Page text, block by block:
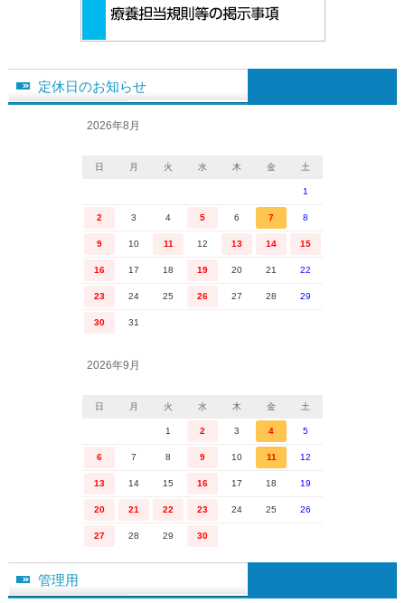
定休日のお知らせ
2026年8月
日 月 火 水 木 金 土
1
2 3 4 5 6 7 8
9 10 11 12 13 14 15
16 17 18 19 20 21 22
23 24 25 26 27 28 29
30 31
2026年9月
日 月 火 水 木 金 土
1 2 3 4 5
6 7 8 9 10 11 12
13 14 15 16 17 18 19
20 21 22 23 24 25 26
27 28 29 30
管理用